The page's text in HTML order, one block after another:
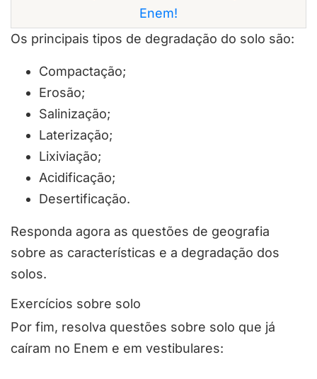
Enem!
Os principais tipos de degradação do solo são:
Compactação;
Erosão;
Salinização;
Laterização;
Lixiviação;
Acidificação;
Desertificação.
Responda agora as questões de geografia
sobre as características e a degradação dos
solos.
Exercícios sobre solo
Por fim, resolva questões sobre solo que já
caíram no Enem e em vestibulares: